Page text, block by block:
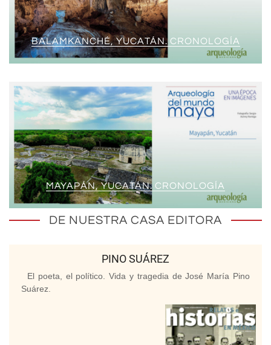
BALAMKANCHÉ, YUCATÁN. CRONOLOGÍA
MAYAPÁN, YUCATÁN. CRONOLOGÍA
DE NUESTRA CASA EDITORA
PINO SUÁREZ
El poeta, el político. Vida y tragedia de José María Pino
Suárez.